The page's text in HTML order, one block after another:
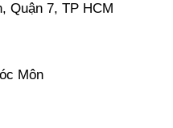
Quận 7, TP HCM
Môn